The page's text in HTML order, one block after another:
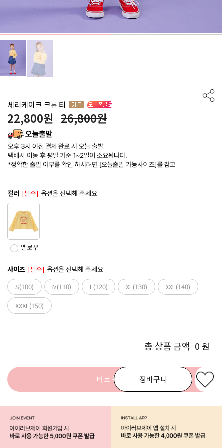
체리케이크 크롭 티
22,800원 26,800원
컬러 [필수] 옵션을 선택해 주세요
옐로우
사이즈 [필수] 옵션을 선택해 주세요
S(100)
M(110) L(120) XL(130)
XXL(140)
XXXL(150)
총 상품 금액 0 원
장바구니
바로 구매